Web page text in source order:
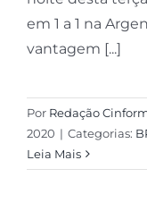
em 1 a 1 na
vantagem [...]
Por Redação
2020 | Categorias:
Leia Mais